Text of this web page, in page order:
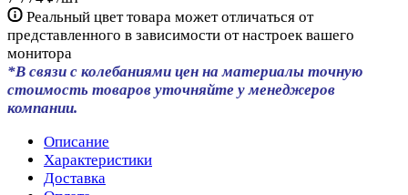
Реальный цвет товара может отличаться от
представленного в зависимости от настроек вашего
монитора
*В связи с колебаниями цен на материалы точную
стоимость товаров уточняйте у менеджеров
компании.
Описание
Характеристики
Доставка